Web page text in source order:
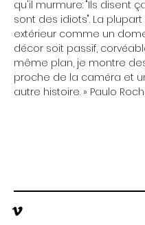
qu'il murmure: "Ils disent
sont des idiots". La
extérieur comme un
décor soit passif,
même plan, je montre
proche de la caméra et
autre histoire. » Paulo